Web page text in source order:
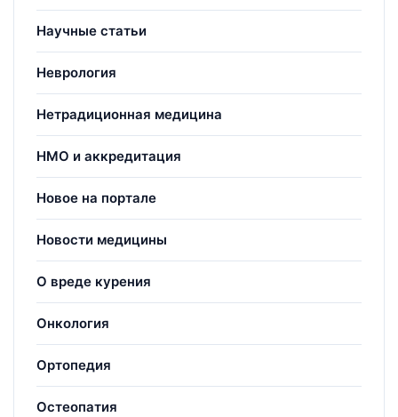
Научные статьи
Неврология
Нетрадиционная медицина
НМО и аккредитация
Новое на портале
Новости медицины
О вреде курения
Онкология
Ортопедия
Остеопатия